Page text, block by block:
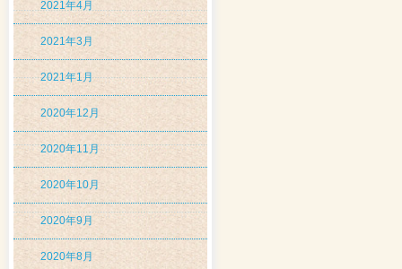
2021年4月
2021年3月
2021年1月
2020年12月
2020年11月
2020年10月
2020年9月
2020年8月